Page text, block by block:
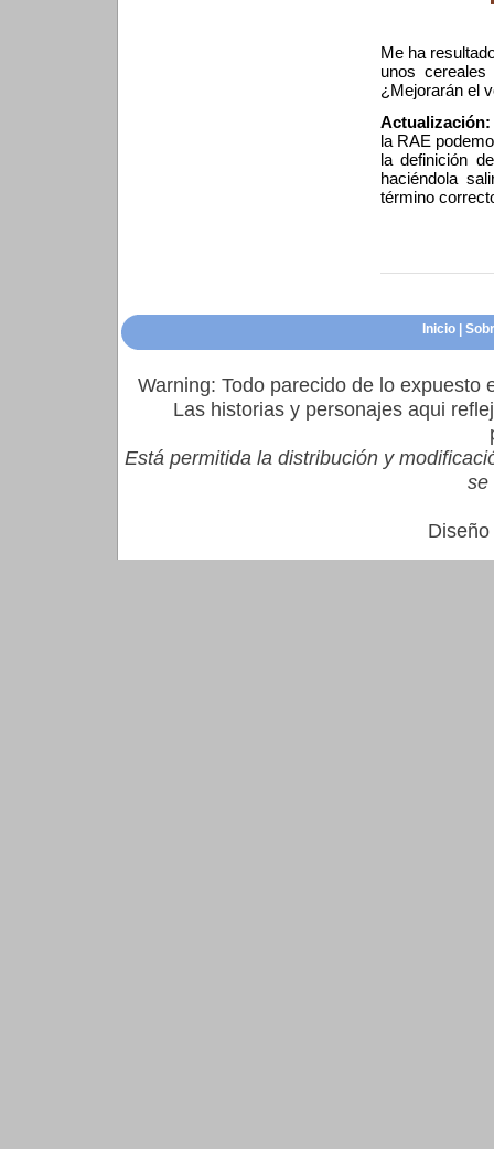
Me ha
unos cereales
¿Mejorarán el
Actualización:
la RAE
la definición
haciéndola
término
Inicio|
Warning: Todo parecido de lo
Las historias y personajes aqui
Está permitida la distribución y
se